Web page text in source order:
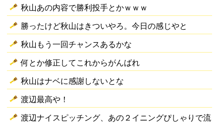
秋山あの内容で勝利投手とかｗｗｗ
勝ったけど秋山はきついやろ。今日の感じやと
秋山もう一回チャンスあるかな
何とか修正してこれからがんばれ
秋山はナベに感謝しないとな
渡辺最高や！
渡辺ナイスピッチング、あの２イニングぴしゃりで流